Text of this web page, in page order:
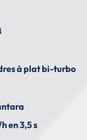
à plat bi-turbo
en 3,5 s